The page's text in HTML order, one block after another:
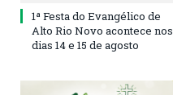
1ª Festa do Evangélico de
Alto Rio Novo acontece nos
dias 14 e 15 de agosto